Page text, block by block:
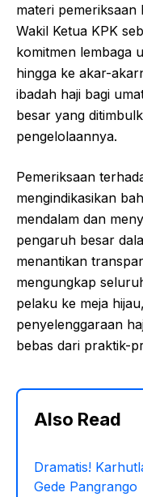
materi pemeriksaan
Wakil Ketua KPK
komitmen lembaga
hingga ke akar-
ibadah haji bagi
besar yang
pengelolaannya.
Pemeriksaan
mengindikasikan
mendalam dan
pengaruh besar
menantikan
mengungkap
pelaku ke meja
penyelenggaraan
bebas dari praktik-
Also Read
Dramatis!
Gede Pangrango